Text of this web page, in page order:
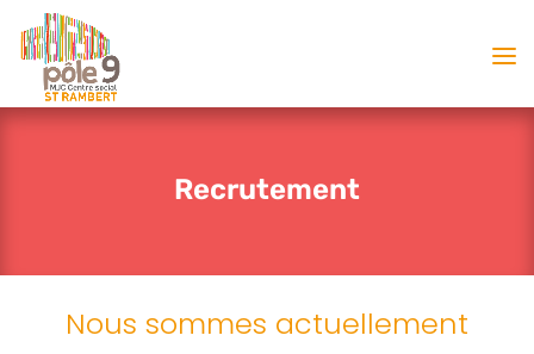
Recrutement
Nous sommes actuellement